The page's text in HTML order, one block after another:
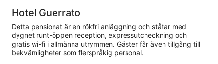
Hotel Guerrato
Detta pensionat är en rökfri anläggning och ståtar med
dygnet runt-öppen reception, expressutcheckning och
gratis wi-fi i allmänna utrymmen. Gäster får även tillgång till
bekvämligheter som flerspråkig personal.